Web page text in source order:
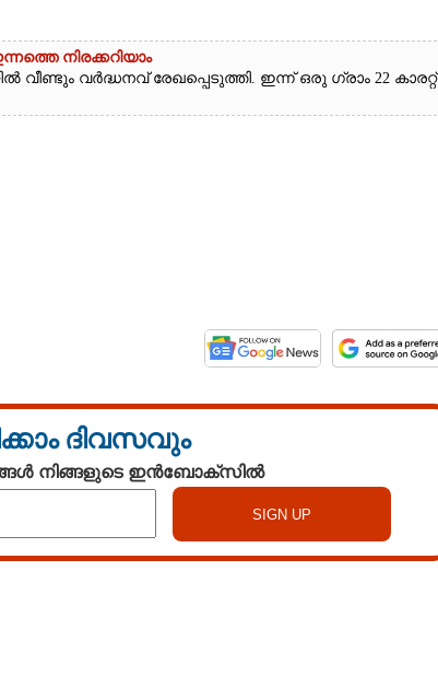
നിരക്കറിയാം
വർദ്ധനവ് രേഖപ്പെടുത്തി. ഇന്ന് ഒരു ഗ്രാം 22 കാരറ്റ്
ദിവസവും
നിങ്ങളുടെ ഇൻബോക്സിൽ